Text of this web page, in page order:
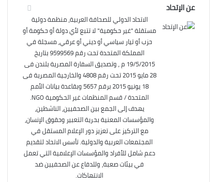
عن الإتحاد
الاتحاد الدولي للصحافة العربية، منظمة دولية
مستقلة "غير حكومية" لا تتبع لأي دولة أو حكومة أو
حزب أو تيار سياسي أو ديني أو عرقي، مسجلة في
المملكة المتحدة تحت رقم 9599569 بتاريخ
19/5/2015 م , وتصديق السفارة المصرية بلندن فى
28 مايو 2015 تحت رقم 4808 والخارجية المصرية فى
18 يونيو 2015 برقم 5657 وبقاعدة بيانات الأمم
المتحدة / قسم المنظمات غير الحكومية NGO.
يهدف إلى الجمع بين الصحفيين، الناشطين،
والمؤسسات المعنية بحرية التعبير وحقوق الإنسان،
مع التركيز على تعزيز دور الإعلام المستقل في
المجتمعات العربية والدولية. تأسس الاتحاد لتقديم
دعم شامل للأفراد والمؤسسات الإعلامية التي تعمل
في بيئات صعبة، وللدفاع عن الصحفيين ضد
الانتهاكات.